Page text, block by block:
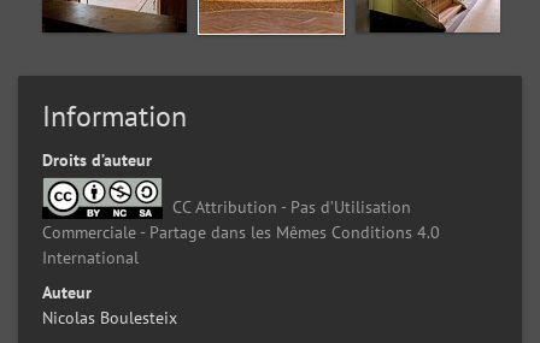
Information
Droits d’auteur
CC Attribution - Pas d’Utilisation
Commerciale - Partage dans les Mêmes Conditions 4.0
International
Auteur
Nicolas Boulesteix